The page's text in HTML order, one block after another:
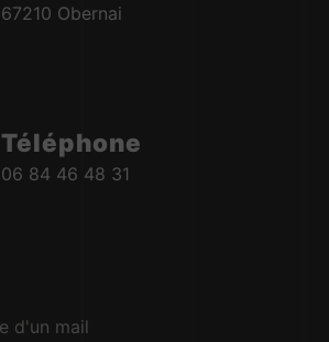
67210 Obernai
Téléphone
06 84 46 48 31